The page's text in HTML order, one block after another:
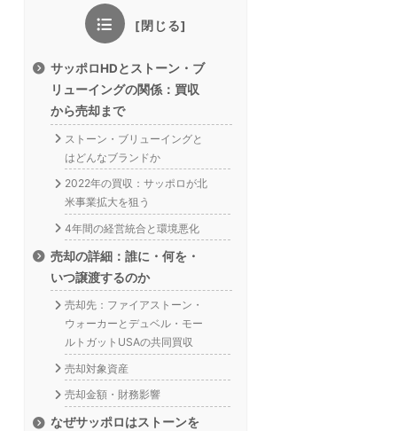
サッポロHDとストーン・ブ
リューイングの関係：買収
から売却まで
ストーン・ブリューイングと
はどんなブランドか
2022年の買収：サッポロが北
米事業拡大を狙う
4年間の経営統合と環境悪化
売却の詳細：誰に・何を・
いつ譲渡するのか
売却先：ファイアストーン・
ウォーカーとデュベル・モー
ルトガットUSAの共同買収
売却対象資産
売却金額・財務影響
なぜサッポロはストーンを